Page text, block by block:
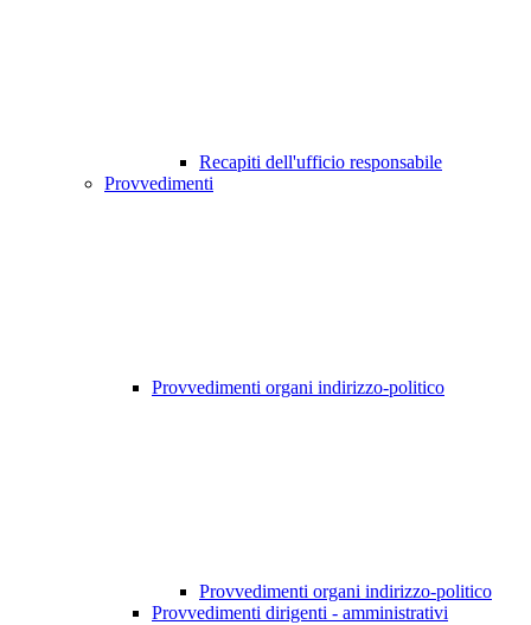
Recapiti dell'ufficio responsabile
Provvedimenti
Provvedimenti organi indirizzo-politico
Provvedimenti organi indirizzo-politico
Provvedimenti dirigenti - amministrativi